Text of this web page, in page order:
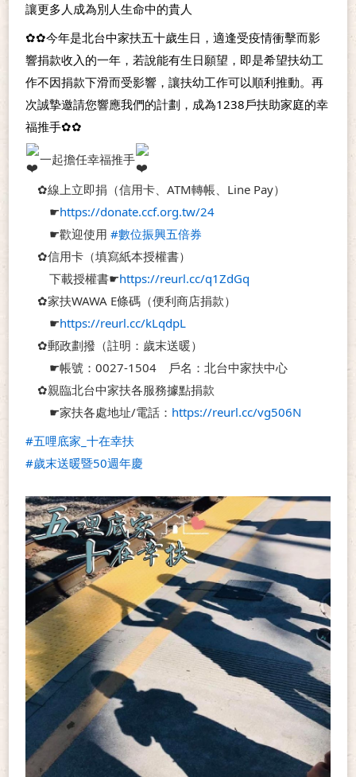
讓更多人成為別人生命中的貴人
✿✿今年是北台中家扶五十歲生日，適逢受疫情衝擊而影
響捐款收入的一年，若說能有生日願望，即是希望扶幼工
作不因捐款下滑而受影響，讓扶幼工作可以順利推動。再
次誠摯邀請您響應我們的計劃，成為1238戶扶助家庭的幸
福推手✿✿
一起擔任幸福推手
✿線上立即捐（信用卡、ATM轉帳、Line Pay）
☛https://donate.ccf.org.tw/24
☛歡迎使用 #數位振興五倍券
✿信用卡（填寫紙本授權書）
下載授權書☛https://reurl.cc/q1ZdGq
✿家扶WAWA E條碼（便利商店捐款）
☛https://reurl.cc/kLqdpL
✿郵政劃撥（註明：歲末送暖）
☛帳號：0027-1504　戶名：北台中家扶中心
✿親臨北台中家扶各服務據點捐款
☛家扶各處地址/電話： https://reurl.cc/vg506N
#五哩底家_十在幸扶
#歲末送暖暨50週年慶